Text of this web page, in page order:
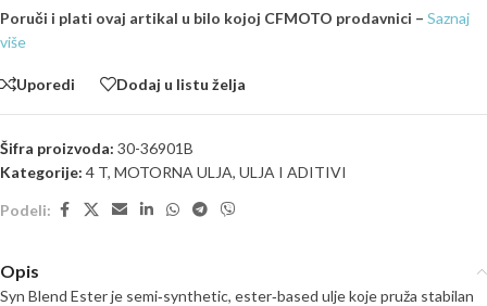
Poruči i plati ovaj artikal u bilo kojoj CFMOTO prodavnici – Saznaj
više
Uporedi Dodaj u listu želja
Šifra proizvoda: 30-36901B
Kategorije: 4 T, MOTORNA ULJA, ULJA I ADITIVI
Podeli:
Opis
Syn Blend Ester je semi‑synthetic, ester‑based ulje koje pruža stabilan